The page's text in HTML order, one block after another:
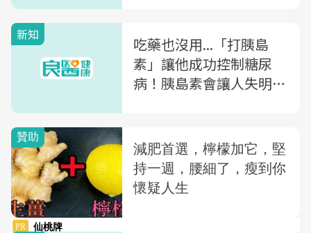
新知
吃藥也沒用...「打胰島
素」讓他成功控制糖尿
病！胰島素會讓人失明又